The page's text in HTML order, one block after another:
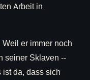
Arbeit in
er immer noch
seiner Sklaven --
da, dass sich